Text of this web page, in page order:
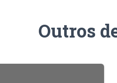
Outros